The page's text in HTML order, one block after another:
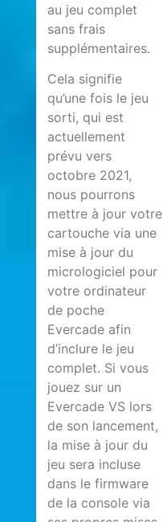
au jeu complet
sans frais
supplémentaires.
Cela signifie
qu’une fois le jeu
sorti, qui est
actuellement
prévu vers
octobre 2021,
nous pourrons
mettre à jour votre
cartouche via une
mise à jour du
micrologiciel pour
votre ordinateur
de poche
Evercade afin
d’inclure le jeu
complet. Si vous
jouez sur un
Evercade VS lors
de son lancement,
la mise à jour du
jeu sera incluse
dans le firmware
de la console via